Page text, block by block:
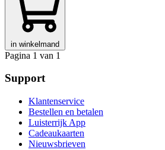
in winkelmand
Pagina 1 van 1
Support
Klantenservice
Bestellen en betalen
Luisterrijk App
Cadeaukaarten
Nieuwsbrieven